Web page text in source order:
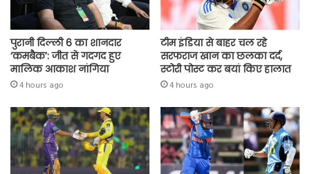
पुरानी दिल्ली 6 का शानदार
‘कमबैक’: जीत से गदगद हुए
मालिक आकाश नांगिया
4 hours ago
टीम इंडिया से बाहर चल रहे
सरफराज खान का छलका दर्द,
स्टोरी पोस्ट कर बयां किए हालात
4 hours ago